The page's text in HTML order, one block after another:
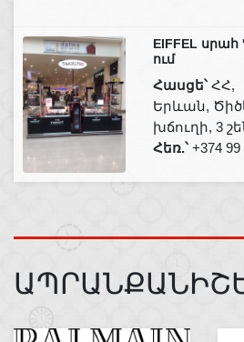
EIFFEL
ում
Հասցե՝ՀՀ,
Երևան,
խճուղի, 3
Հեռ.՝+374 99